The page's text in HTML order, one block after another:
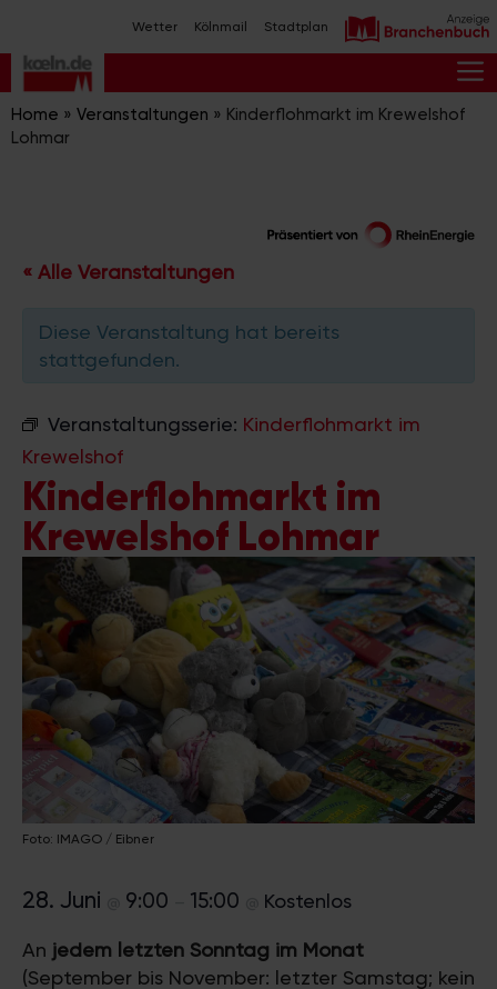
Inhalt
springen
Wetter Kölnmail Stadtplan
Home » Veranstaltungen » Kinderflohmarkt im Krewelshof
Lohmar
« Alle Veranstaltungen
Diese Veranstaltung hat bereits
stattgefunden.
Veranstaltungsserie: Kinderflohmarkt im
Krewelshof
Kinderflohmarkt im
Krewelshof Lohmar
Foto: IMAGO / Eibner
28. Juni 9:00 15:00 Kostenlos
An jedem letzten Sonntag im Monat
(September bis November: letzter Samstag; kein